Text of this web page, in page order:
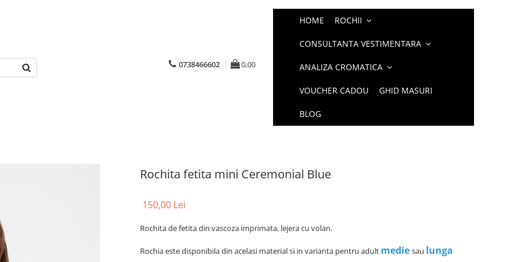
0738466602 0,00
HOME ROCHII
CONSULTANTA VESTIMENTARA
ANALIZA CROMATICA
VOUCHER CADOU GHID MASURI
BLOG
Rochita fetita mini Ceremonial Blue
150,00 Lei
Rochita de fetita din vascoza imprimata, lejera cu volan.
Rochia este disponibila din acelasi material si in varianta pentru adult medie sau lunga